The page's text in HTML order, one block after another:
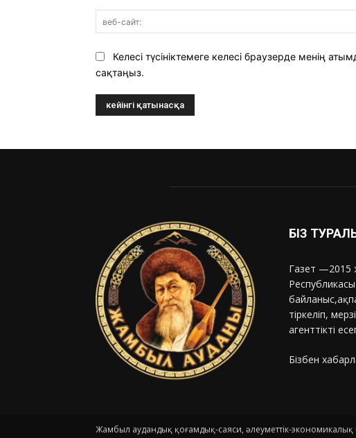
Келесі түсініктемеге келесі браузерде менің
сақтаңыз.
БІЗ
Газет —2015
тіркеліп,
агенттікті
Бізбен
Жамбыл аудандық қоғамдық-саяси, әлеуметтік-